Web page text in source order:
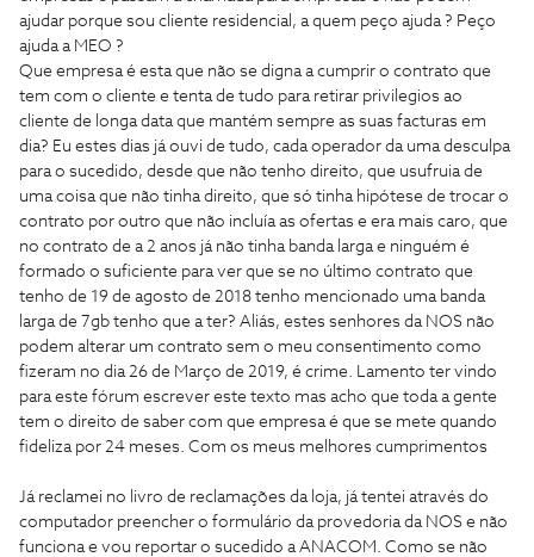
ajudar porque sou cliente residencial, a quem peço ajuda ? Peço
ajuda a MEO ?
Que empresa é esta que não se digna a cumprir o contrato que
tem com o cliente e tenta de tudo para retirar privilegios ao
cliente de longa data que mantém sempre as suas facturas em
dia? Eu estes dias já ouvi de tudo, cada operador da uma desculpa
para o sucedido, desde que não tenho direito, que usufruia de
uma coisa que não tinha direito, que só tinha hipótese de trocar o
contrato por outro que não incluía as ofertas e era mais caro, que
no contrato de a 2 anos já não tinha banda larga e ninguém é
formado o suficiente para ver que se no último contrato que
tenho de 19 de agosto de 2018 tenho mencionado uma banda
larga de 7gb tenho que a ter? Aliás, estes senhores da NOS não
podem alterar um contrato sem o meu consentimento como
fizeram no dia 26 de Março de 2019, é crime. Lamento ter vindo
para este fórum escrever este texto mas acho que toda a gente
tem o direito de saber com que empresa é que se mete quando
fideliza por 24 meses. Com os meus melhores cumprimentos
Já reclamei no livro de reclamações da loja, já tentei através do
computador preencher o formulário da provedoria da NOS e não
funciona e vou reportar o sucedido a ANACOM. Como se não